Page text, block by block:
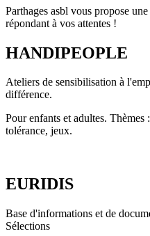
Parthages asbl vous propose
répondant à vos attentes !
HANDIPEOPLE
Ateliers de sensibilisation à
différence.
Pour enfants et adultes.
tolérance, jeux.
EURIDIS
Base d'informations et de
Sélections